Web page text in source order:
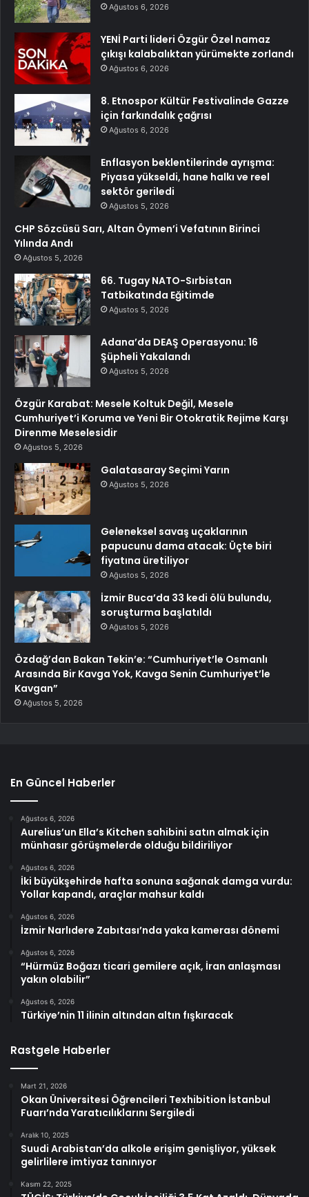
Ağustos 6, 2026
YENİ Parti lideri Özgür Özel namaz
çıkışı kalabalıktan yürümekte zorlandı
Ağustos 6, 2026
8. Etnospor Kültür Festivalinde Gazze
için farkındalık çağrısı
Ağustos 6, 2026
Enflasyon beklentilerinde ayrışma:
Piyasa yükseldi, hane halkı ve reel
sektör geriledi
Ağustos 5, 2026
CHP Sözcüsü Sarı, Altan Öymen’i Vefatının Birinci
Yılında Andı
Ağustos 5, 2026
66. Tugay NATO-Sırbistan
Tatbikatında Eğitimde
Ağustos 5, 2026
Adana’da DEAŞ Operasyonu: 16
Şüpheli Yakalandı
Ağustos 5, 2026
Özgür Karabat: Mesele Koltuk Değil, Mesele
Cumhuriyet’i Koruma ve Yeni Bir Otokratik Rejime Karşı
Direnme Meselesidir
Ağustos 5, 2026
Galatasaray Seçimi Yarın
Ağustos 5, 2026
Geleneksel savaş uçaklarının
papucunu dama atacak: Üçte biri
fiyatına üretiliyor
Ağustos 5, 2026
İzmir Buca’da 33 kedi ölü bulundu,
soruşturma başlatıldı
Ağustos 5, 2026
Özdağ’dan Bakan Tekin’e: “Cumhuriyet’le Osmanlı
Arasında Bir Kavga Yok, Kavga Senin Cumhuriyet’le
Kavgan”
Ağustos 5, 2026
En Güncel Haberler
Ağustos 6, 2026
Aurelius’un Ella’s Kitchen sahibini satın almak için
münhasır görüşmelerde olduğu bildiriliyor
Ağustos 6, 2026
İki büyükşehirde hafta sonuna sağanak damga vurdu:
Yollar kapandı, araçlar mahsur kaldı
Ağustos 6, 2026
İzmir Narlıdere Zabıtası’nda yaka kamerası dönemi
Ağustos 6, 2026
“Hürmüz Boğazı ticari gemilere açık, İran anlaşması
yakın olabilir”
Ağustos 6, 2026
Türkiye’nin 11 ilinin altından altın fışkıracak
Rastgele Haberler
Mart 21, 2026
Okan Üniversitesi Öğrencileri Texhibition İstanbul
Fuarı’nda Yaratıcılıklarını Sergiledi
Aralık 10, 2025
Suudi Arabistan’da alkole erişim genişliyor, yüksek
gelirlilere imtiyaz tanınıyor
Kasım 22, 2025